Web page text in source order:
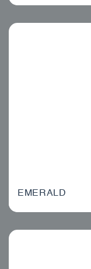
EMERALD